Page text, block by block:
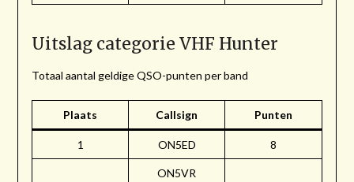
Uitslag categorie VHF Hunter
Totaal aantal geldige QSO-punten per band
Plaats Callsign Punten
1 ON5ED 8
ON5VR